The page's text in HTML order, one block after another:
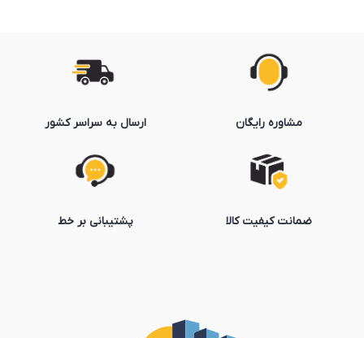
مشاوره رایگان
ضمانت کیفیت کالا
ارسال به سراسر کشور
پشتیبانی بر خط